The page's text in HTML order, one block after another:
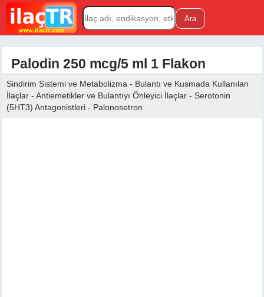
Palodin 250 mcg/5 ml 1 Flakon
Sindirim Sistemi ve Metabolizma - Bulantı ve Kusmada Kullanılan
İlaçlar - Antiemetikler ve Bulantıyı Önleyici İlaçlar - Serotonin
(5HT3) Antagonistleri - Palonosetron